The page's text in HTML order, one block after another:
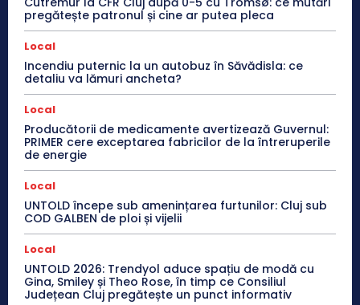
pregătește patronul și cine ar putea pleca
Local
Incendiu puternic la un autobuz în Săvădisla: ce
detaliu va lămuri ancheta?
Local
Producătorii de medicamente avertizează Guvernul:
PRIMER cere exceptarea fabricilor de la întreruperile
de energie
Local
UNTOLD începe sub amenințarea furtunilor: Cluj sub
COD GALBEN de ploi și vijelii
Local
UNTOLD 2026: Trendyol aduce spațiu de modă cu
Gina, Smiley și Theo Rose, în timp ce Consiliul
Județean Cluj pregătește un punct informativ